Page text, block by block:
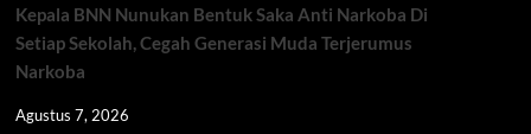
Kepala BNN Nunukan Bentuk Saka Anti Narkoba Di
Setiap Sekolah, Cegah Generasi Muda Terjerumus
Narkoba
Agustus 7, 2026